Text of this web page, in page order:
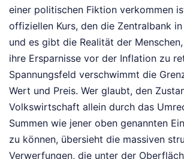
einer politischen Fiktion verkommen
offiziellen Kurs, den die Zentralbank
und es gibt die Realität der
ihre Ersparnisse vor der Inflation zu
Spannungsfeld verschwimmt die
Wert und Preis. Wer glaubt, den
Volkswirtschaft allein durch das
Summen wie jener oben genannten
zu können, übersieht die massiven
Verwerfungen, die unter der